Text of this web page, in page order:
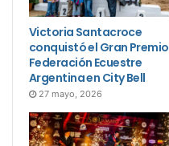
Victoria Santacroce
conquistó el Gran Premio
Federación Ecuestre
Argentina en City Bell
27 mayo, 2026